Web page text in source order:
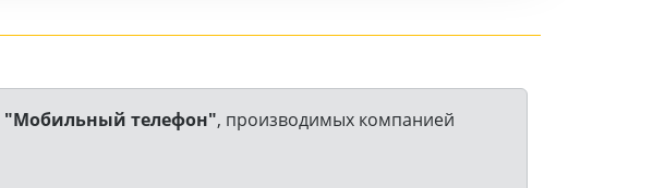
"Мобильный телефон", производимых компанией